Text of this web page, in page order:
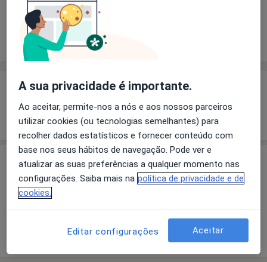
Experiência Preços
Experiência
Mostrar mais detalhes
sobre a experiência
Preços
Sem informação sobre serviços e preços
Este especialista ainda não adicionou nenhuma
informação sobre serviços
A sua privacidade é importante.
Ao aceitar, permite-nos a nós e aos nossos parceiros
utilizar cookies (ou tecnologias semelhantes) para
recolher dados estatísticos e fornecer conteúdo com
base nos seus hábitos de navegação. Pode ver e
atualizar as suas preferências a qualquer momento nas
configurações. Saiba mais na política de privacidade e de
cookies.
Editar configurações Aceitar